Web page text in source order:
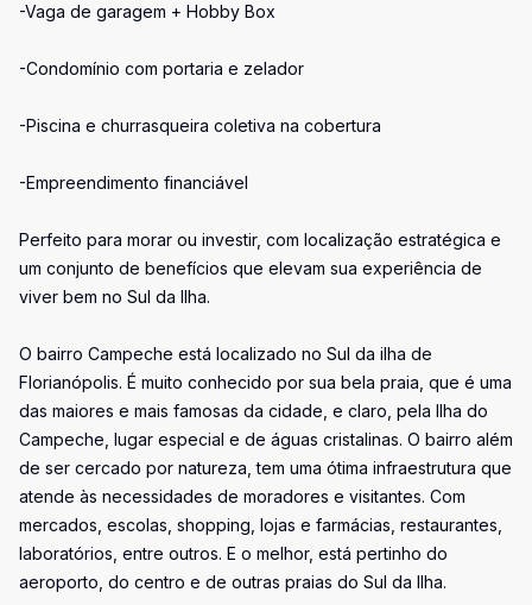
-Vaga de garagem + Hobby Box
-Condomínio com portaria e zelador
-Piscina e churrasqueira coletiva na cobertura
-Empreendimento financiável
Perfeito para morar ou investir, com localização estratégica e
um conjunto de benefícios que elevam sua experiência de
viver bem no Sul da Ilha.
O bairro Campeche está localizado no Sul da ilha de
Florianópolis. É muito conhecido por sua bela praia, que é uma
das maiores e mais famosas da cidade, e claro, pela Ilha do
Campeche, lugar especial e de águas cristalinas. O bairro além
de ser cercado por natureza, tem uma ótima infraestrutura que
atende às necessidades de moradores e visitantes. Com
mercados, escolas, shopping, lojas e farmácias, restaurantes,
laboratórios, entre outros. E o melhor, está pertinho do
aeroporto, do centro e de outras praias do Sul da Ilha.